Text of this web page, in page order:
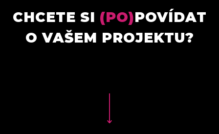
CHCETE SI (PO)POVÍDAT
O VAŠEM PROJEKTU?